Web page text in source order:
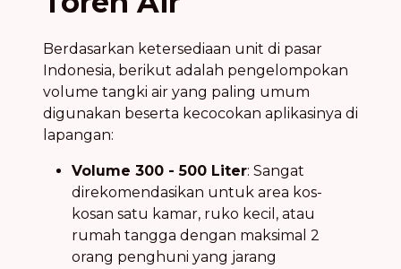
Berdasarkan ketersediaan unit di pasar
Indonesia, berikut adalah pengelompokan
volume tangki air yang paling umum
digunakan beserta kecocokan aplikasinya di
lapangan:
Volume 300 - 500 Liter: Sangat
direkomendasikan untuk area kos-
kosan satu kamar, ruko kecil, atau
rumah tangga dengan maksimal 2
orang penghuni yang jarang